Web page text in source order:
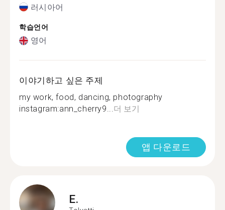
러시아어
학습언어
영어
이야기하고 싶은 주제
my work, food, dancing, photography
instagram:ann_cherry9...더 보기
앱 다운로드
E.